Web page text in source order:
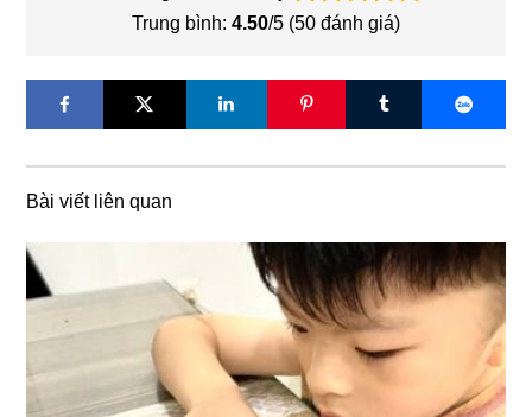
Trung bình: 4.50/5 (50 đánh giá)
Bài viết liên quan